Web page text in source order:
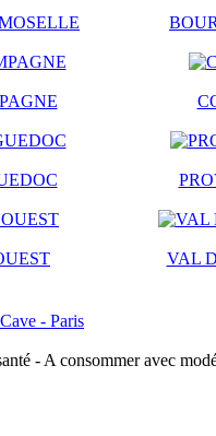
VAL
- Paris
- A consommer avec